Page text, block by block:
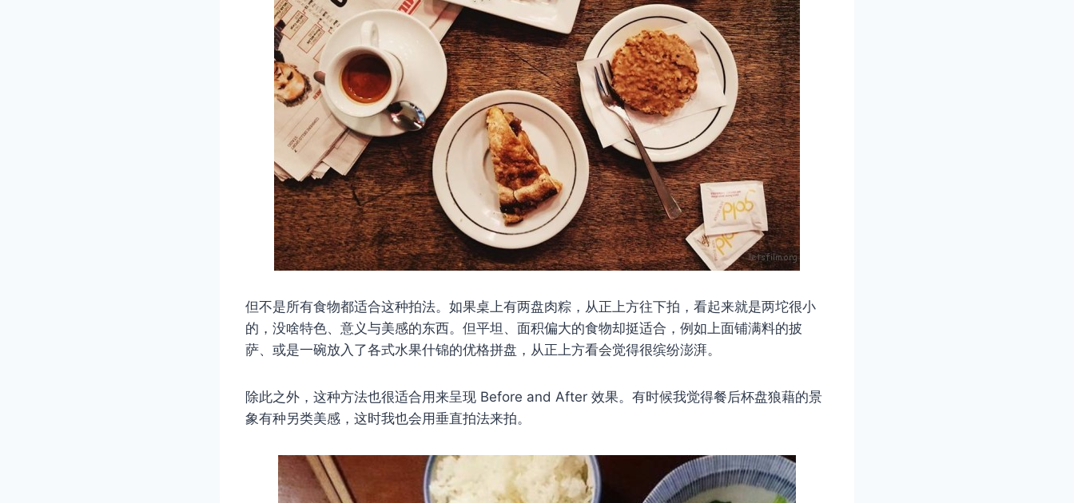
但不是所有食物都适合这种拍法。如果桌上有两盘肉粽，从正上方往下拍，看起来就是两坨很小
的，没啥特色、意义与美感的东西。但平坦、面积偏大的食物却挺适合，例如上面铺满料的披
萨、或是一碗放入了各式水果什锦的优格拼盘，从正上方看会觉得很缤纷澎湃。
除此之外，这种方法也很适合用来呈现 Before and After 效果。有时候我觉得餐后杯盘狼藉的景
象有种另类美感，这时我也会用垂直拍法来拍。